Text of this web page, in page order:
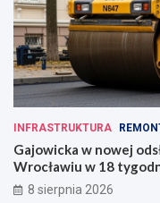
INFRASTRUKTURA
Gajowicka w nowej
Wrocławiu w 18
8 sierpnia 2026